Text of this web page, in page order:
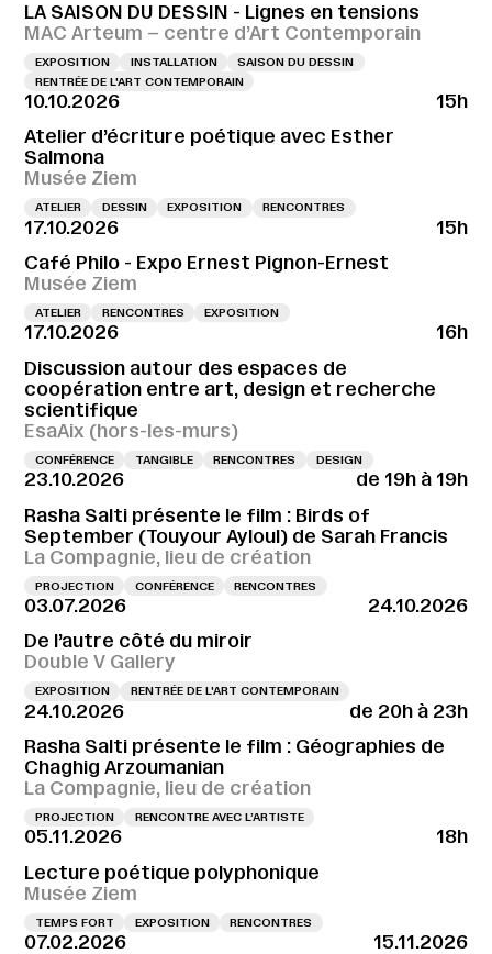
LA SAISON DU DESSIN - Lignes en tensions
MAC Arteum – centre d’Art Contemporain
EXPOSITION INSTALLATION
SAISON DU DESSIN
RENTRÉE DE L'ART CONTEMPORAIN
10.10.2026
15h
Atelier d’écriture poétique avec Esther
Salmona
Musée Ziem
ATELIER DESSIN EXPOSITION RENCONTRES
17.10.2026
15h
Café Philo - Expo Ernest Pignon-Ernest
Musée Ziem
ATELIER RENCONTRES EXPOSITION
17.10.2026
16h
Discussion autour des espaces de
coopération entre art, design et recherche
scientifique
EsaAix (hors-les-murs)
CONFÉRENCE TANGIBLE RENCONTRES DESIGN
23.10.2026
de 19h à 19h
Rasha Salti présente le film : Birds of
September (Touyour Ayloul) de Sarah Francis
La Compagnie, lieu de création
PROJECTION CONFÉRENCE RENCONTRES
03.07.2026
24.10.2026
De l’autre côté du miroir
Double V Gallery
EXPOSITION RENTRÉE DE L'ART CONTEMPORAIN
24.10.2026
de 20h à 23h
Rasha Salti présente le film : Géographies de
Chaghig Arzoumanian
La Compagnie, lieu de création
PROJECTION RENCONTRE AVEC L’ARTISTE
05.11.2026
18h
Lecture poétique polyphonique
Musée Ziem
TEMPS FORT EXPOSITION RENCONTRES
07.02.2026 15.11.2026